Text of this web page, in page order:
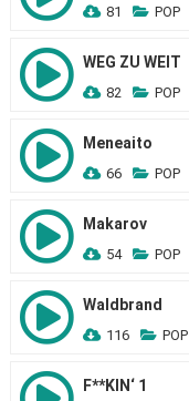
81 POP
WEG ZU WEIT
82 POP
Meneaito
66 POP
Makarov
54 POP
Waldbrand
116 POP
F**KIN‘ 1